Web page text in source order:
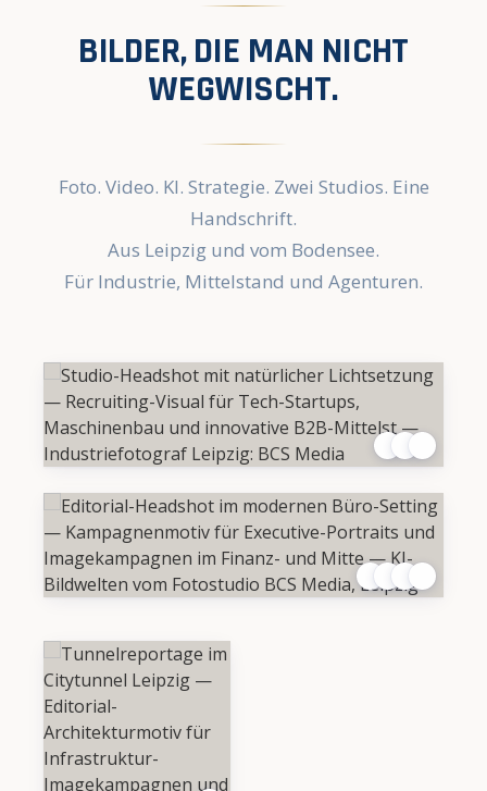
BILDER, DIE MAN NICHT
WEGWISCHT.
Foto. Video. KI. Strategie. Zwei Studios. Eine
Handschrift.
Aus Leipzig und vom Bodensee.
Für Industrie, Mittelstand und Agenturen.